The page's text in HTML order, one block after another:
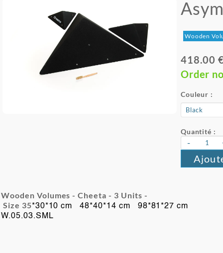
Wooden
418.00
Order
Couleur :
Quantité :
-
Wooden Volumes - Cheeta - 3 Units -
Size 35*30*10 cm 48*40*14 cm 98*81*27 cm
W.05.03.SML